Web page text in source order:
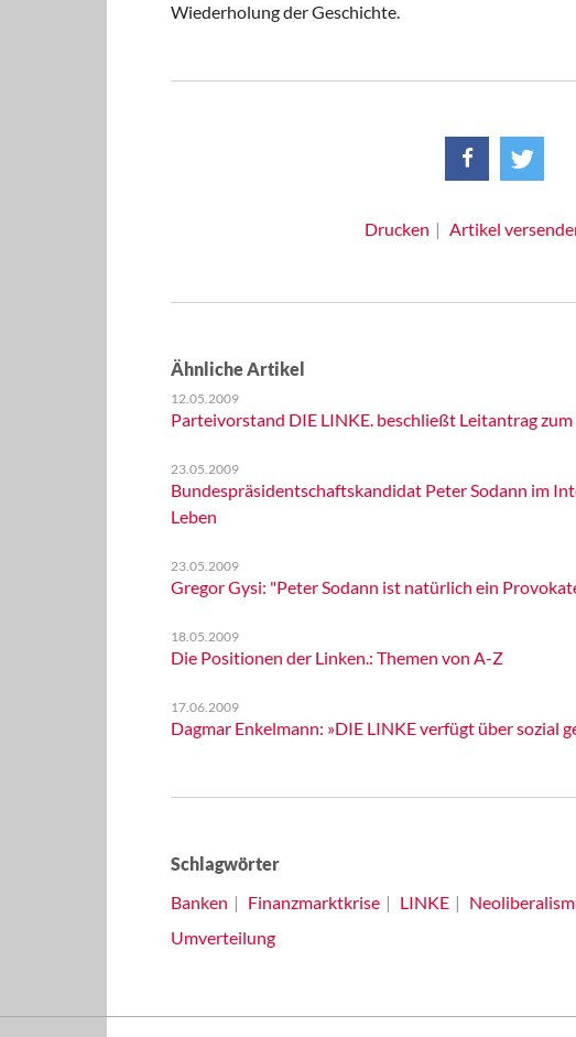
Wiederholung der Geschichte.
Drucken Artikel
Ähnliche Artikel
12.05.2009
Parteivorstand DIE LINKE. beschließt Leitantrag
23.05.2009
Bundespräsidentschaftskandidat Peter Sodann im
Leben
23.05.2009
Gregor Gysi: "Peter Sodann ist natürlich ein
18.05.2009
Die Positionen der Linken.: Themen von A-Z
17.06.2009
Dagmar Enkelmann: »DIE LINKE verfügt über sozial
Schlagwörter
Banken
Finanzmarktkrise LINKE
Umverteilung